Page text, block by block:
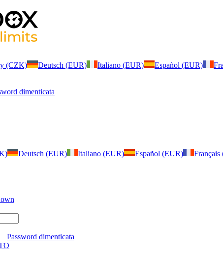
(CZK) Deutsch (EUR) Italiano (EUR) Español (EUR)
dimenticata
Deutsch (EUR) Italiano (EUR) Español (EUR)
Password dimenticata